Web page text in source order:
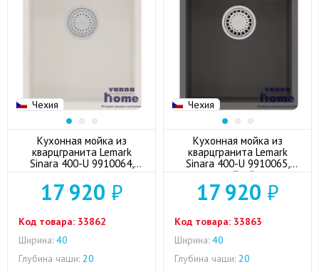
Чехия
Кухонная мойка из
кварцгранита Lemark
Sinara 400-U 9910064,
17 920 ₽
Код товара: 33862
Ширина: 40
Глубина чаши: 20
Чехия
Кухонная мойка из
кварцгранита Lemark
Sinara 400-U 9910065,
серый шёлк
17 920 ₽
Код товара: 33863
Ширина: 40
Глубина чаши: 20